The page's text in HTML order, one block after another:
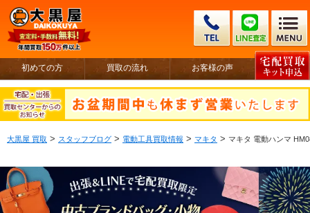
初めての方 買取の流れ お客様の声
大黒屋 買取 > スタッフブログ > 電動工具買取情報 > マキタ > マキタ 電動ハンマ